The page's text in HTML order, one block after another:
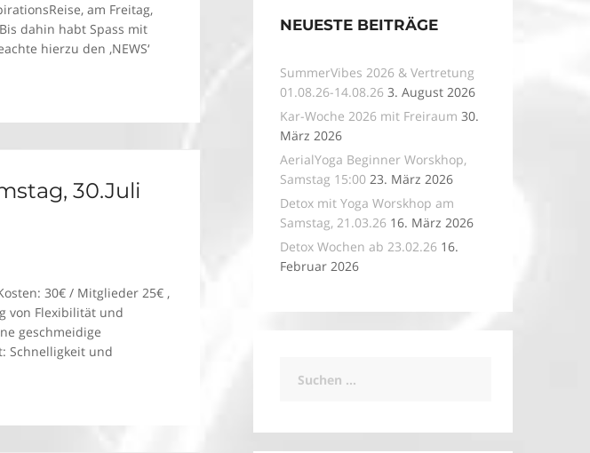
am Freitag,
dahin habt Spass mit
hierzu den ‚NEWS‘
30.Juli
30€ / Mitglieder 25€ ,
von Flexibilität und
geschmeidige
Schnelligkeit und
NEUESTE BEITRÄGE
SummerVibes 2026 & Vertretung
01.08.26-14.08.26 3. August 2026
Kar-Woche 2026 mit Freiraum 30.
März 2026
AerialYoga Beginner Worskhop,
Samstag 15:00 23. März 2026
Detox mit Yoga Worskhop am
Samstag, 21.03.26 16. März 2026
Detox Wochen ab 23.02.26 16.
Februar 2026
nach: